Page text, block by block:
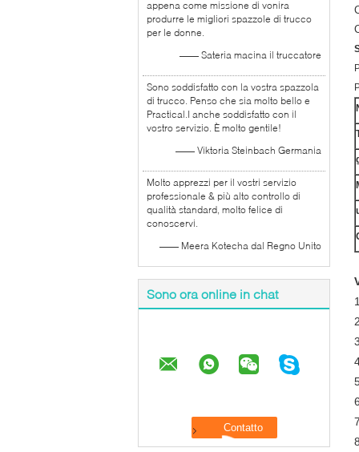
appena come missione di vonira
produrre le migliori spazzole di trucco
per le donne.
—— Sateria macina il truccatore
Sono soddisfatto con la vostra spazzola
di trucco. Penso che sia molto bello e
Practical.I anche soddisfatto con il
vostro servizio. È molto gentile!
—— Viktoria Steinbach Germania
Molto apprezzi per il vostri servizio
professionale & più alto controllo di
qualità standard, molto felice di
conoscervi.
—— Meera Kotecha dal Regno Unito
Sono ora online in chat